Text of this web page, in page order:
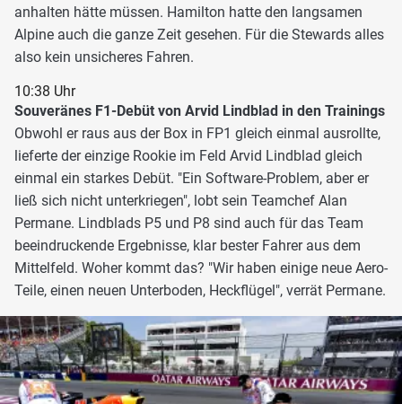
anhalten hätte müssen. Hamilton hatte den langsamen
Alpine auch die ganze Zeit gesehen. Für die Stewards alles
also kein unsicheres Fahren.
10:38 Uhr
Souveränes F1-Debüt von Arvid Lindblad in den Trainings
Obwohl er raus aus der Box in FP1 gleich einmal ausrollte,
lieferte der einzige Rookie im Feld Arvid Lindblad gleich
einmal ein starkes Debüt. "Ein Software-Problem, aber er
ließ sich nicht unterkriegen", lobt sein Teamchef Alan
Permane. Lindblads P5 und P8 sind auch für das Team
beeindruckende Ergebnisse, klar bester Fahrer aus dem
Mittelfeld. Woher kommt das? "Wir haben einige neue Aero-
Teile, einen neuen Unterboden, Heckflügel", verrät Permane.